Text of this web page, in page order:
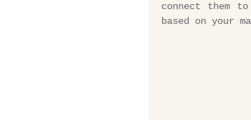
connect them
based on your